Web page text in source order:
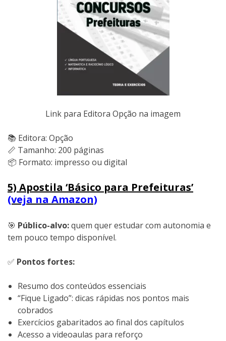
Link para Editora Opção na imagem
📚 Editora: Opção
📏 Tamanho: 200 páginas
📦 Formato: impresso ou digital
5) Apostila ‘Básico para Prefeituras’
(veja na Amazon)
🎯 Público-alvo:quem quer estudar com autonomia e
tem pouco tempo disponível.
✅ Pontos fortes:
Resumo dos conteúdos essenciais
“Fique Ligado”: dicas rápidas nos pontos mais
cobrados
Exercícios gabaritados ao final dos capítulos
Acesso a videoaulas para reforço